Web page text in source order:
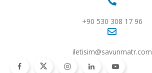
+90 530 308 17 96
iletisim@savunmatr.com